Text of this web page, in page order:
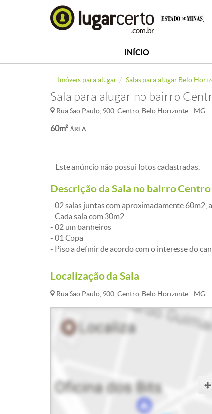
INÍCIO
Imóveis para alugar Salas para alugar Belo
Sala para alugar no bairro
Rua Sao Paulo, 900, Centro, Belo Horizonte - MG
ÁREA
60m²
Este anúncio não possui fotos cadastradas.
Descrição da Sala no bairro Centro
- 02 salas juntas com aproximadamente
- Cada sala com 30m2
- 02 um banheiros
- 01 Copa
- Piso a definir de acordo com o interesse do
Localização da Sala
Rua Sao Paulo, 900, Centro, Belo Horizonte - MG